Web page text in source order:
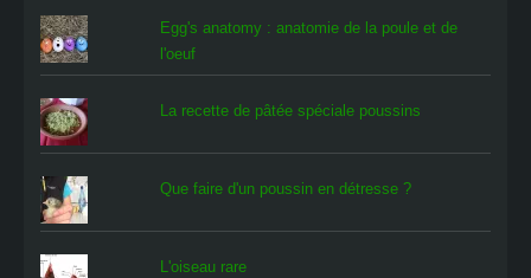
Egg's anatomy : anatomie de la poule et de
l'oeuf
La recette de pâtée spéciale poussins
Que faire d'un poussin en détresse ?
L'oiseau rare